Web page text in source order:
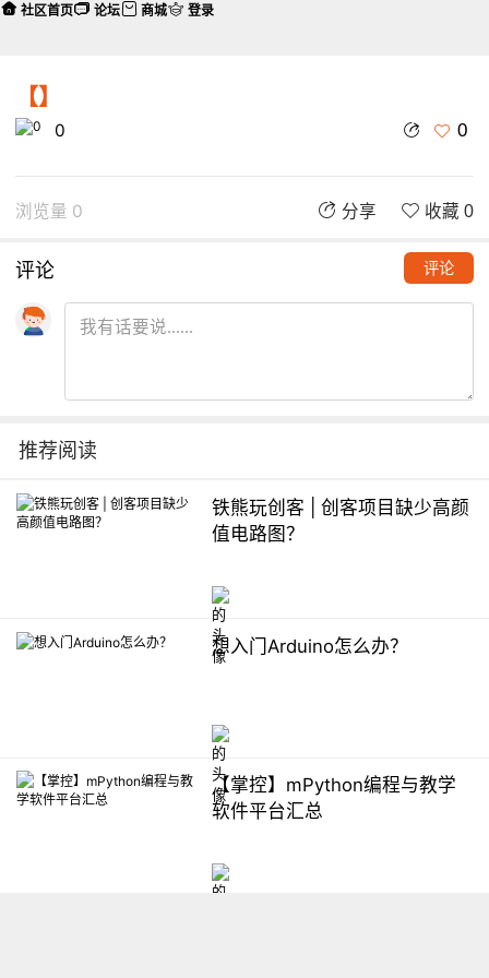
【】
0 0
浏览量 0 分享 收藏 0
评论 评论
推荐阅读
铁熊玩创客 | 创客项目缺少高颜
值电路图？
想入门Arduino怎么办？
【掌控】mPython编程与教学
软件平台汇总
社区首页 论坛 商城 登录